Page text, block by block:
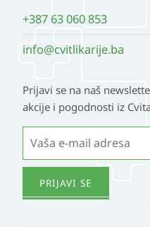
+387 63 060 853
info@cvitlikarije.ba
Prijavi se na naš
akcije i pogodnosti iz